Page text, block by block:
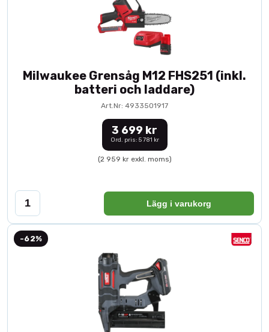
Milwaukee Grensåg M12 FHS251 (inkl.
batteri och laddare)
Art.Nr: 4933501917
3 699 kr
Ord. pris: 5 781 kr
(2 959 kr exkl. moms)
Lägg i varukorg
-62%